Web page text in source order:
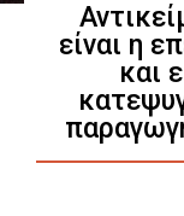
είναι η
και